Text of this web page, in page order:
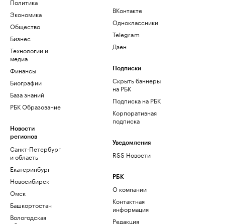
Экономика
Общество
Бизнес
Технологии и
медиа
Финансы
Биографии
База знаний
РБК Образование
Новости
регионов
Санкт-Петербург
и область
Екатеринбург
Новосибирск
Омск
Башкортостан
Вологодская
ВКонтакте
Одноклассники
Telegram
Дзен
Подписки
Скрыть баннеры
на РБК
Подписка на РБК
Корпоративная
подписка
Уведомления
RSS Новости
РБК
О компании
Контактная
информация
Редакция